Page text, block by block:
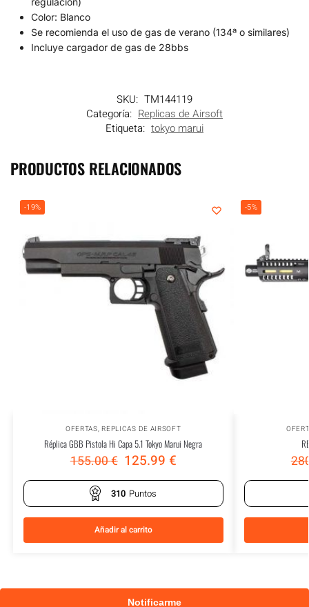
Color: Blanco
Se recomienda el uso de gas de verano (134ª o similares)
Incluye cargador de gas de 28bbs
SKU: TM144119
Categoría: Replicas de Airsoft
Etiqueta: tokyo marui
PRODUCTOS RELACIONADOS
-19%
OFERTAS,REPLICAS DE AIRSOFT
Réplica GBB Pistola Hi Capa 5.1 Tokyo Marui Negra
155.00€ 125.99 €
310 Puntos
Añadir al carrito
-5%